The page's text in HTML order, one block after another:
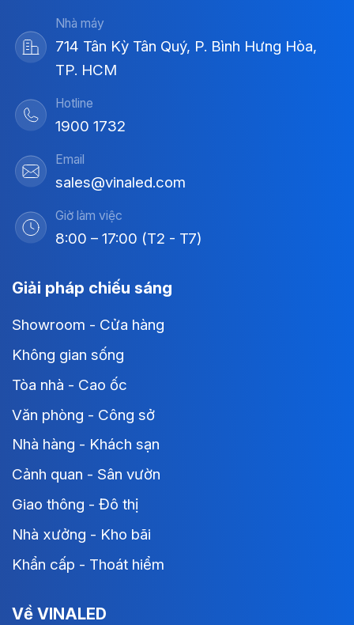
Nhà máy
714 Tân Kỳ Tân Quý, P. Bình Hưng Hòa,
TP. HCM
Hotline
1900 1732
Email
sales@vinaled.com
Giờ làm việc
8:00 – 17:00 (T2 - T7)
Giải pháp chiếu sáng
Showroom - Cửa hàng
Không gian sống
Tòa nhà - Cao ốc
Văn phòng - Công sở
Nhà hàng - Khách sạn
Cảnh quan - Sân vườn
Giao thông - Đô thị
Nhà xưởng - Kho bãi
Khẩn cấp - Thoát hiểm
Về VINALED